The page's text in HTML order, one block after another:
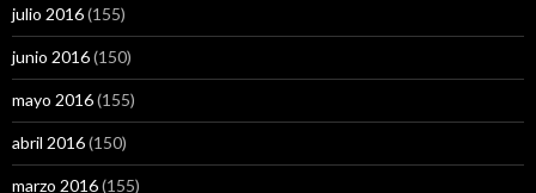
julio 2016(155)
junio 2016(150)
mayo 2016(155)
abril 2016(150)
marzo 2016(155)